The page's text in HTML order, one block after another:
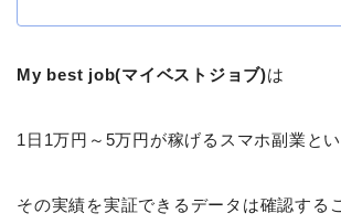
My best job(マイベストジョブ)は
1日1万円～5万円が稼げるスマホ副業と
その実績を実証できるデータは確認する